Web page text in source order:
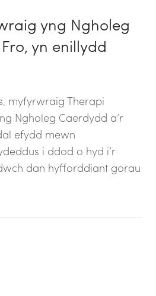
yng Ngholeg
yn enillydd
myfyrwraig Therapi
Ngholeg Caerdydd a’r
efydd mewn
i ddod o hyd i’r
dan hyfforddiant gorau